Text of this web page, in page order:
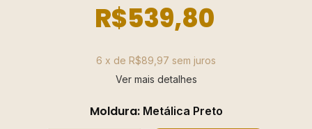
R$539,80
6 x de R$89,97 sem juros
Ver mais detalhes
Moldura: Metálica Preto